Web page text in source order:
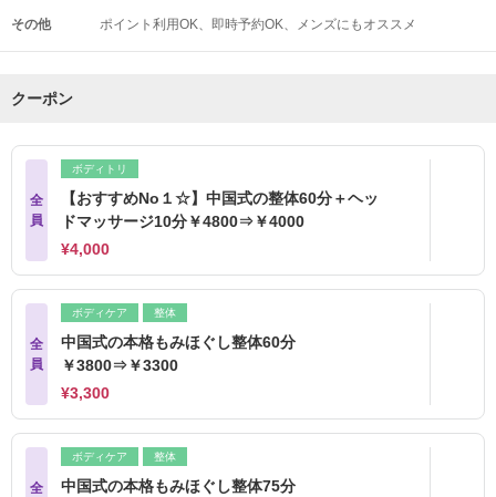
その他 ポイント利用OK 即時予約OK メンズにもオススメ
クーポン
全
員
ボディトリ
【おすすめNo１☆】中国式の整体60分＋ヘッ
ドマッサージ10分￥4800⇒￥4000
¥4,000
全
員
ボディケア 整体
中国式の本格もみほぐし整体60分
￥3800⇒￥3300
¥3,300
全
ボディケア 整体
中国式の本格もみほぐし整体75分